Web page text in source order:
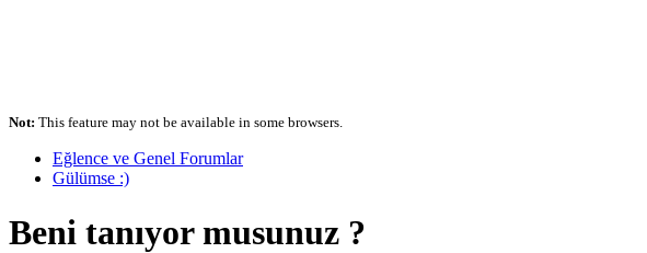
Not: This feature may not be available in some browsers.
Eğlence ve Genel Forumlar
Gülümse :)
Beni tanıyor musunuz ?